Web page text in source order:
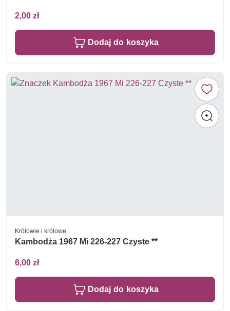
2,00 zł
Dodaj do koszyka
Królowie i królowe
Kambodża 1967 Mi 226-227 Czyste **
6,00 zł
Dodaj do koszyka